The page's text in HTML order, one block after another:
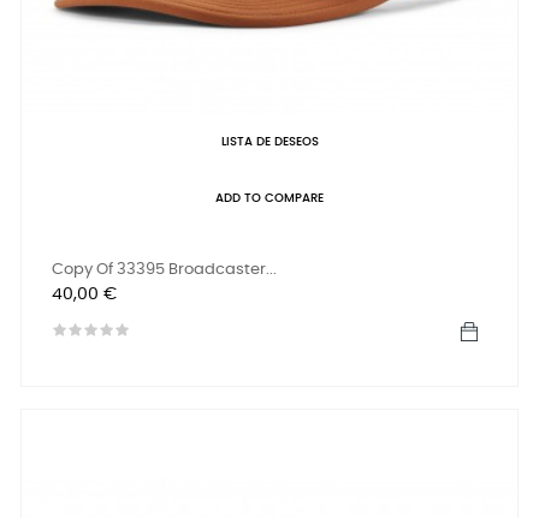
LISTA DE DESEOS
ADD TO COMPARE
Copy Of 33395 Broadcaster...
Precio
40,00 €